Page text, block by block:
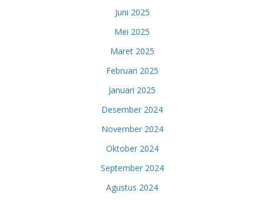
Juni 2025
Mei 2025
Maret 2025
Februari 2025
Januari 2025
Desember 2024
November 2024
Oktober 2024
September 2024
Agustus 2024